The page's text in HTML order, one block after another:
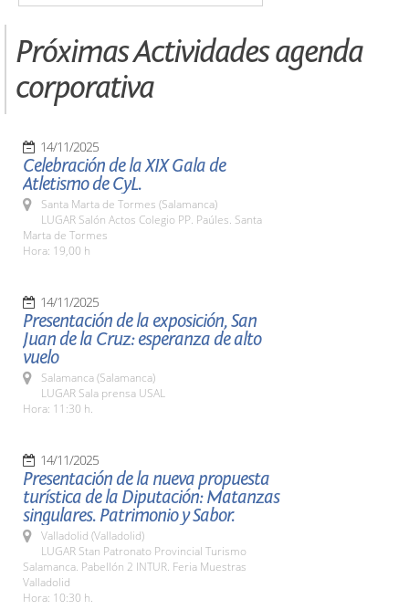
Próximas Actividades agenda
corporativa
14/11/2025
Celebración de la XIX Gala de
Atletismo de CyL.
Santa Marta de Tormes (Salamanca)
LUGAR Salón Actos Colegio PP. Paúles. Santa
Marta de Tormes
Hora: 19,00 h
14/11/2025
Presentación de la exposición, San
Juan de la Cruz: esperanza de alto
vuelo
Salamanca (Salamanca)
LUGAR Sala prensa USAL
Hora: 11:30 h.
14/11/2025
Presentación de la nueva propuesta
turística de la Diputación: Matanzas
singulares. Patrimonio y Sabor.
Valladolid (Valladolid)
LUGAR Stan Patronato Provincial Turismo
Salamanca. Pabellón 2 INTUR. Feria Muestras
Valladolid
Hora: 10:30 h.